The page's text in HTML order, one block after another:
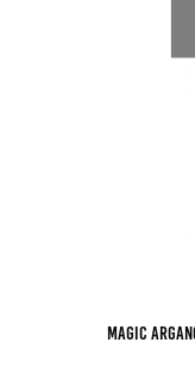
Magic